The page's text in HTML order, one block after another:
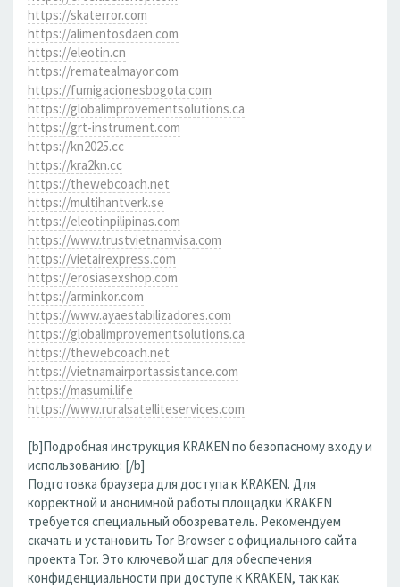
https://skaterror.com
https://alimentosdaen.com
https://eleotin.cn
https://rematealmayor.com
https://fumigacionesbogota.com
https://globalimprovementsolutions.ca
https://grt-instrument.com
https://kn2025.cc
https://kra2kn.cc
https://thewebcoach.net
https://multihantverk.se
https://eleotinpilipinas.com
https://www.trustvietnamvisa.com
https://vietairexpress.com
https://erosiasexshop.com
https://arminkor.com
https://www.ayaestabilizadores.com
https://globalimprovementsolutions.ca
https://thewebcoach.net
https://vietnamairportassistance.com
https://masumi.life
https://www.ruralsatelliteservices.com
[b]Подробная инструкция KRAKEN по безопасному входу и
использованию: [/b]
Подготовка браузера для доступа к KRAKEN. Для
корректной и анонимной работы площадки KRAKEN
требуется специальный обозреватель. Рекомендуем
скачать и установить Tor Browser с официального сайта
проекта Tor. Это ключевой шаг для обеспечения
конфиденциальности при доступе к KRAKEN, так как